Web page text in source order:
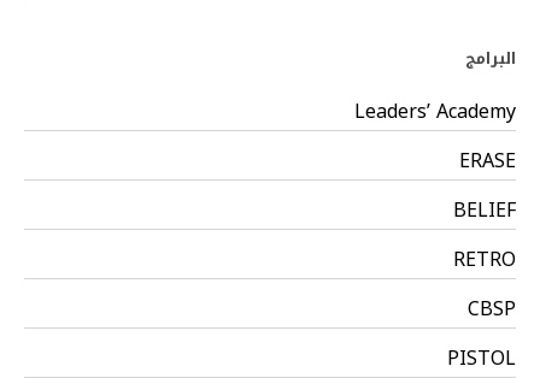
البرامج
Leaders’ Academy
ERASE
BELIEF
RETRO
CBSP
PISTOL